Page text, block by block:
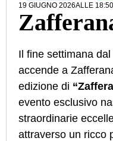
19 GIUGNO 2026ALLE 18:50
Il fine settimana dal
accende a
edizione di
evento esclusivo
straordinarie
attraverso un ricco